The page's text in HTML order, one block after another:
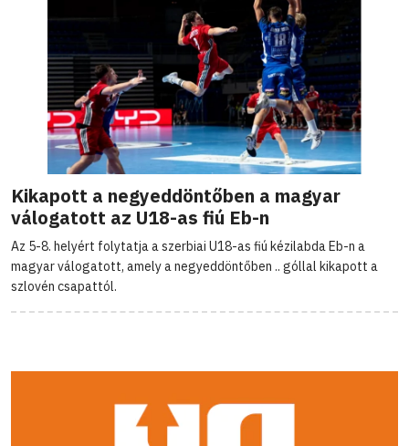
Kikapott a negyeddöntőben a magyar
válogatott az U18-as fiú Eb-n
Az 5-8. helyért folytatja a szerbiai U18-as fiú kézilabda Eb-n a
magyar válogatott, amely a negyeddöntőben .. góllal kikapott a
szlovén csapattól.